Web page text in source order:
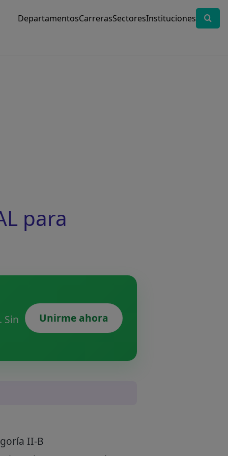
DepartamentosCarrerasSectoresInstituciones
para
Sin
Unirme ahora
II-B